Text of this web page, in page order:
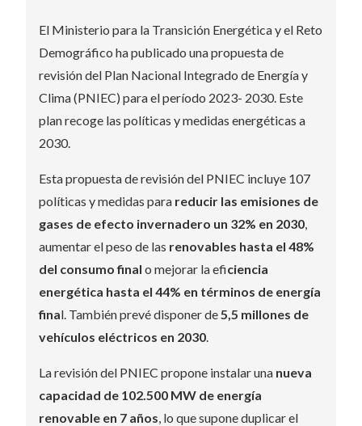
El Ministerio para la Transición Energética y el Reto
Demográfico ha publicado una propuesta de
revisión del Plan Nacional Integrado de Energía y
Clima (PNIEC) para el período 2023- 2030. Este
plan recoge las políticas y medidas energéticas a
2030.
Esta propuesta de revisión del PNIEC incluye 107
políticas y medidas para reducir las emisiones de
gases de efecto invernadero un 32% en 2030,
aumentar el peso de las renovables hasta el 48%
del consumo final o mejorar la eficiencia
energética hasta el 44% en términos de energía
final. También prevé disponer de5,5 millones de
vehículos eléctricos en 2030.
La revisión del PNIEC propone instalar una nueva
capacidad de 102.500 MW de energía
renovable en 7 años, lo que supone duplicar el